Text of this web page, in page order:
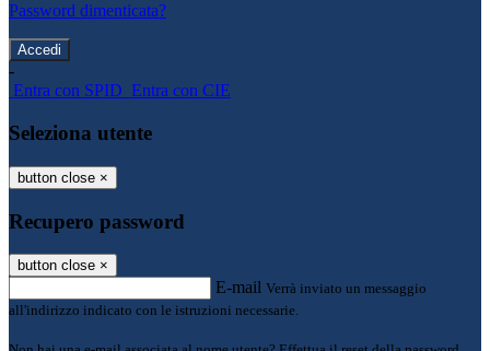
Password dimenticata?
-
Entra con SPID Entra con CIE
Seleziona utente
button close ×
Recupero password
button close ×
E-mail Verrà inviato un messaggio
all'indirizzo indicato con le istruzioni necessarie.